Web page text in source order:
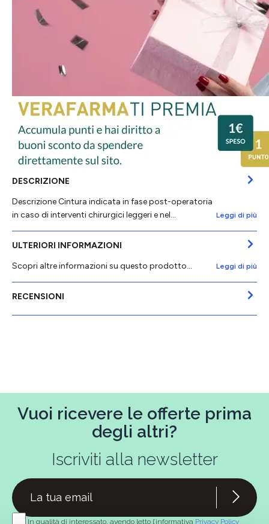
DESCRIZIONE
Descrizione Cintura indicata in fase post-operatoria
in caso di interventi chirurgici leggeri e nel…
Leggi di più
ULTERIORI INFORMAZIONI
Scopri altre informazioni su questo prodotto...
Leggi di più
RECENSIONI
Vuoi ricevere le offerte prima
degli altri?
Iscriviti alla newsletter
In qualità di interessato, avendo letto l’informativa Privacy Policy